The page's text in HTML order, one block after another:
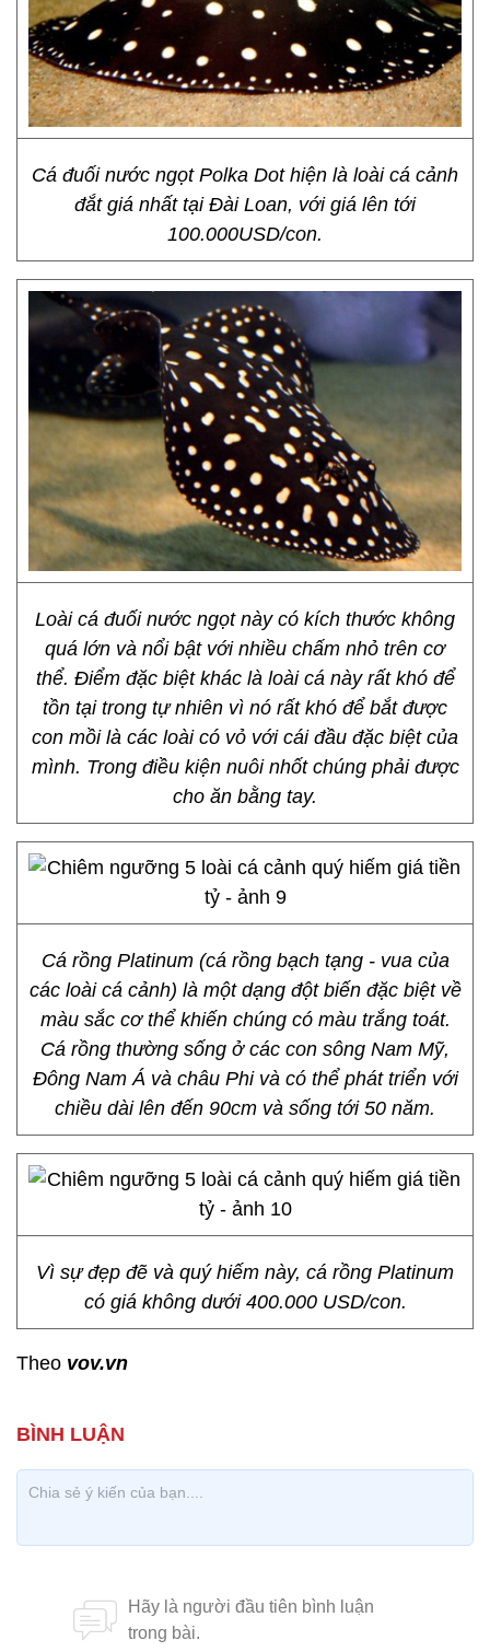
Cá đuối nước ngọt Polka Dot hiện là loài cá cảnh
đắt giá nhất tại Đài Loan, với giá lên tới
100.000USD/con.
Loài cá đuối nước ngọt này có kích thước không
quá lớn và nổi bật với nhiều chấm nhỏ trên cơ
thể. Điểm đặc biệt khác là loài cá này rất khó để
tồn tại trong tự nhiên vì nó rất khó để bắt được
con mồi là các loài có vỏ với cái đầu đặc biệt của
mình. Trong điều kiện nuôi nhốt chúng phải được
cho ăn bằng tay.
Cá rồng Platinum (cá rồng bạch tạng - vua của
các loài cá cảnh) là một dạng đột biến đặc biệt về
màu sắc cơ thể khiến chúng có màu trắng toát.
Cá rồng thường sống ở các con sông Nam Mỹ,
Đông Nam Á và châu Phi và có thể phát triển với
chiều dài lên đến 90cm và sống tới 50 năm.
Vì sự đẹp đẽ và quý hiếm này, cá rồng Platinum
có giá không dưới 400.000 USD/con.
Theo vov.vn